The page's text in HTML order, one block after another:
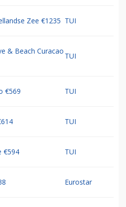
Zee €1235 TUI
& Beach Curacao
TUI
€569 TUI
TUI
€594 TUI
Eurostar